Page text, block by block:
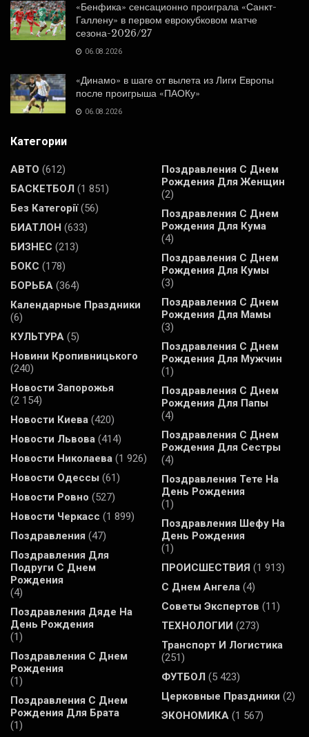
«Бенфика» сенсационно проиграла «Санкт-
Галлену» в первом еврокубковом матче
сезона-2026/27
06.08.2026
«Динамо» в шаге от вылета из Лиги Европы
после проигрыша «ПАОКу»
06.08.2026
Категории
АВТО (612)
БАСКЕТБОЛ (1 851)
Без Категорії(56)
БИАТЛОН (633)
БИЗНЕС (213)
БОКС (178)
БОРЬБА (364)
Календарные Праздники
(6)
КУЛЬТУРА (5)
Новини Кропивницького
(240)
Новости Запорожья
(2 154)
Новости Киева (420)
Новости Львова (414)
Новости Николаева (1 926)
Новости Одессы (61)
Новости Ровно (527)
Новости Черкасс (1 899)
Поздравления (47)
Поздравления Для
Подруги С Днем
Рождения
(4)
Поздравления Дяде На
День Рождения
(1)
Поздравления С Днем
Рождения
(1)
Поздравления С Днем
Рождения Для Брата
(1)
Поздравления С Днем
Рождения Для Женщин
(2)
Поздравления С Днем
Рождения Для Кума
(4)
Поздравления С Днем
Рождения Для Кумы
(3)
Поздравления С Днем
Рождения Для Мамы
(3)
Поздравления С Днем
Рождения Для Мужчин
(1)
Поздравления С Днем
Рождения Для Папы
(4)
Поздравления С Днем
Рождения Для Сестры
(4)
Поздравления Тете На
День Рождения
(1)
Поздравления Шефу На
День Рождения
(1)
ПРОИСШЕСТВИЯ (1 913)
С Днем Ангела (4)
Советы Экспертов (11)
ТЕХНОЛОГИИ (273)
Транспорт И Логистика
(251)
ФУТБОЛ (5 423)
Церковные Праздники (2)
ЭКОНОМИКА (1 567)